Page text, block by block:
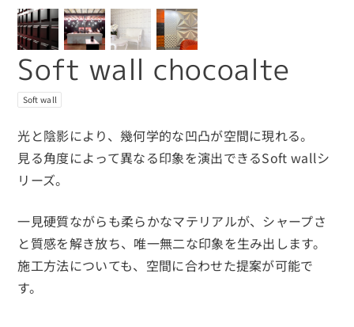
Soft wall chocoalte
Soft wall
光と陰影により、幾何学的な凹凸が空間に現れる。
見る角度によって異なる印象を演出できるSoft wallシ
リーズ。
一見硬質ながらも柔らかなマテリアルが、シャープさ
と質感を解き放ち、唯一無二な印象を生み出します。
施工方法についても、空間に合わせた提案が可能で
す。